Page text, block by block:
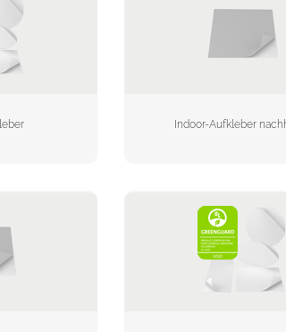
Indoor-Aufkleber